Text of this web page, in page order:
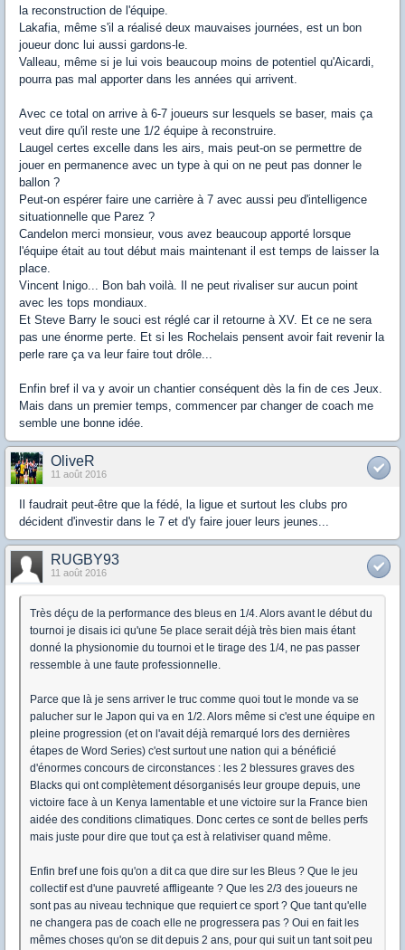
la reconstruction de l'équipe.
Lakafia, même s'il a réalisé deux mauvaises journées, est un bon
joueur donc lui aussi gardons-le.
Valleau, même si je lui vois beaucoup moins de potentiel qu'Aicardi,
pourra pas mal apporter dans les années qui arrivent.
Avec ce total on arrive à 6-7 joueurs sur lesquels se baser, mais ça
veut dire qu'il reste une 1/2 équipe à reconstruire.
Laugel certes excelle dans les airs, mais peut-on se permettre de
jouer en permanence avec un type à qui on ne peut pas donner le
ballon ?
Peut-on espérer faire une carrière à 7 avec aussi peu d'intelligence
situationnelle que Parez ?
Candelon merci monsieur, vous avez beaucoup apporté lorsque
l'équipe était au tout début mais maintenant il est temps de laisser la
place.
Vincent Inigo... Bon bah voilà. Il ne peut rivaliser sur aucun point
avec les tops mondiaux.
Et Steve Barry le souci est réglé car il retourne à XV. Et ce ne sera
pas une énorme perte. Et si les Rochelais pensent avoir fait revenir la
perle rare ça va leur faire tout drôle...
Enfin bref il va y avoir un chantier conséquent dès la fin de ces Jeux.
Mais dans un premier temps, commencer par changer de coach me
semble une bonne idée.
OliveR
11 août 2016
Il faudrait peut-être que la fédé, la ligue et surtout les clubs pro
décident d'investir dans le 7 et d'y faire jouer leurs jeunes...
RUGBY93
11 août 2016
Très déçu de la performance des bleus en 1/4. Alors avant le début du
tournoi je disais ici qu'une 5e place serait déjà très bien mais étant
donné la physionomie du tournoi et le tirage des 1/4, ne pas passer
ressemble à une faute professionnelle.
Parce que là je sens arriver le truc comme quoi tout le monde va se
palucher sur le Japon qui va en 1/2. Alors même si c'est une équipe en
pleine progression (et on l'avait déjà remarqué lors des dernières
étapes de Word Series) c'est surtout une nation qui a bénéficié
d'énormes concours de circonstances : les 2 blessures graves des
Blacks qui ont complètement désorganisés leur groupe depuis, une
victoire face à un Kenya lamentable et une victoire sur la France bien
aidée des conditions climatiques. Donc certes ce sont de belles perfs
mais juste pour dire que tout ça est à relativiser quand même.
Enfin bref une fois qu'on a dit ca que dire sur les Bleus ? Que le jeu
collectif est d'une pauvreté affligeante ? Que les 2/3 des joueurs ne
sont pas au niveau technique que requiert ce sport ? Que tant qu'elle
ne changera pas de coach elle ne progressera pas ? Oui en fait les
mêmes choses qu'on se dit depuis 2 ans, pour qui suit un tant soit peu